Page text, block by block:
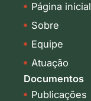
Página inicial
Sobre
Equipe
Atuação
Documentos
Publicações